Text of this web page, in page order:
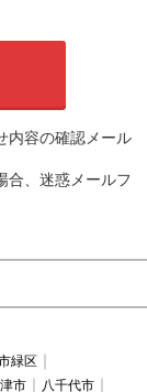
内容の確認メール
合、迷惑メールフ
緑区
市
八千代市